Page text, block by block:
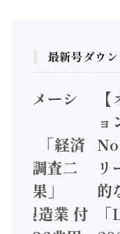
最新号ダウ
トメーシ
】「経済
態調査二
結果」
年製造業 付
ョ
リ
的